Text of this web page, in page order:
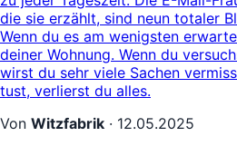
die sie erzählt, sind neun totaler
Wenn du es am wenigsten
deiner Wohnung. Wenn du
wirst du sehr viele Sachen
tust, verlierst du alles.
Von Witzfabrik · 12.05.2025